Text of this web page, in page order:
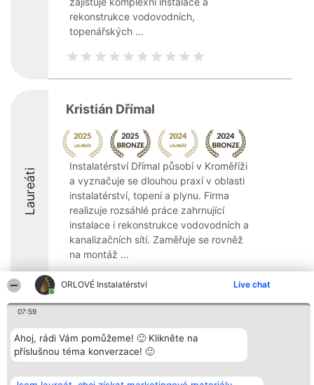
ORLOVÉ Instalatérství Live chat
07:59
Ahoj, rádi Vám pomůžeme! 🙂 Klikněte na
příslušnou téma konverzace! 🙂
rekonstrukce vodovodních,
topenářských ...
Laureáti
Kristián Dřímal
Instalatérství Dřímal působí v Kroměříži
a vyznačuje se dlouhou praxí v oblasti
instalatérství, topení a plynu. Firma
realizuje rozsáhlé práce zahrnující
instalace i rekonstrukce vodovodních a
kanalizačních sítí. Zaměřuje se rovněž
na montáž ...
8.5
Organizátor hlasování
Bright Side Solutions sp. z o.
o. sp. k.
ul. Ruska 22
KRS 0000749100 | Regon
Plebiscyt
Vítězové
Seznam všech
laureátů
Pravidla
Kontakt